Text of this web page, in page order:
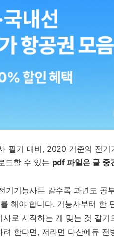
필기 대비, 2020 기준의 전기
드할 수 있는 pdf 파일은 글 중
기기능사든 갈수록 과년도 공
해야 합니다. 기능사부터 한
사로 시작하는 게 맞는 것 같
려 한다면, 저라면 다산에듀